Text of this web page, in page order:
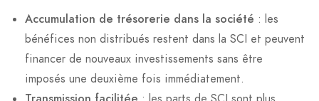
Accumulation de trésorerie dans la société : les
bénéfices non distribués restent dans la SCI et peuvent
financer de nouveaux investissements sans être
imposés une deuxième fois immédiatement.